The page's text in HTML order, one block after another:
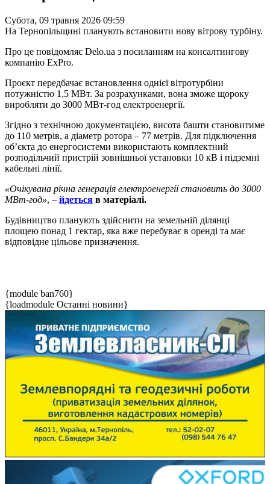
Субота, 09 травня 2026 09:59
На Тернопільщині планують встановити нову вітрову турбіну.
Про це повідомляє Delo.ua з посиланням на консалтингову
компанію ExPro.
Проєкт передбачає встановлення однієї вітротурбіни
потужністю 1,5 МВт. За розрахунками, вона зможе щороку
виробляти до 3000 МВт-год електроенергії.
Згідно з технічною документацією, висота башти становитиме
до 110 метрів, а діаметр ротора – 77 метрів. Для підключення
об’єкта до енергосистеми використають комплектний
розподільчий пристрій зовнішньої установки 10 кВ і підземні
кабельні лінії.
«Очікувана річна генерація електроенергії становить до 3000
МВт-год», – йдеться в матеріалі.
Будівництво планують здійснити на земельній ділянці
площею понад 1 гектар, яка вже перебуває в оренді та має
відповідне цільове призначення.
{module ban760}
{loadmodule Останні новини}